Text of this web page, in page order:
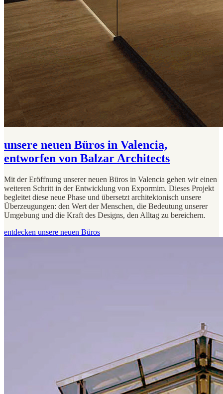
unsere neuen Büros in Valencia,
entworfen von Balzar Architects
Mit der Eröffnung unserer neuen Büros in Valencia gehen wir einen
weiteren Schritt in der Entwicklung von Expormim. Dieses Projekt
begleitet diese neue Phase und übersetzt architektonisch unsere
Überzeugungen: den Wert der Menschen, die Bedeutung unserer
Umgebung und die Kraft des Designs, den Alltag zu bereichern.
entdecken unsere neuen Büros